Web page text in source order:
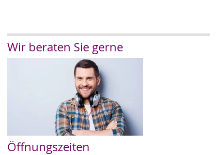
Wir beraten Sie gerne
Öffnungszeiten